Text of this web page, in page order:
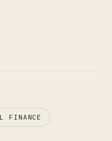
FINANCE